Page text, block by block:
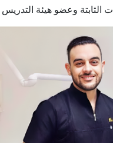
الثابتة وعضو هيئة